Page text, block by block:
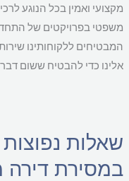
ואמין בכל הנוגע
בפרויקטים של התחדשות
ללקוחותינו שירות
כדי להבטיח ששום דבר לא
נפוצות
דירה